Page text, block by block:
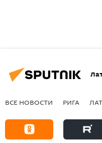
ВСЕ НОВОСТИ РИГА